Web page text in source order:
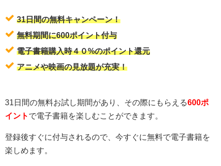
31日間の無料キャンペーン！
無料期間に600ポイント付与
電子書籍購入時４０%のポイント還元
アニメや映画の見放題が充実！
31日間の無料お試し期間があり、その際にもらえる600ポ
イント で電子書籍を楽しむことができます。
登録後すぐに付与されるので、今すぐに無料で電子書籍を
楽しめます。